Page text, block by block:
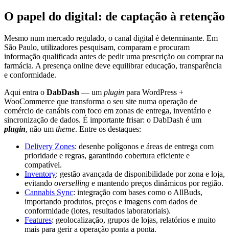
O papel do digital: de captação à retenção
Mesmo num mercado regulado, o canal digital é determinante. Em
São Paulo, utilizadores pesquisam, comparam e procuram
informação qualificada antes de pedir uma prescrição ou comprar na
farmácia. A presença online deve equilibrar educação, transparência
e conformidade.
Aqui entra o DabDash — um plugin para WordPress +
WooCommerce que transforma o seu site numa operação de
comércio de canábis com foco em zonas de entrega, inventário e
sincronização de dados. É importante frisar: o DabDash é um
plugin, não um theme. Entre os destaques:
Delivery Zones: desenhe polígonos e áreas de entrega com
prioridade e regras, garantindo cobertura eficiente e
compatível.
Inventory: gestão avançada de disponibilidade por zona e loja,
evitando overselling e mantendo preços dinâmicos por região.
Cannabis Sync: integração com bases como o AllBuds,
importando produtos, preços e imagens com dados de
conformidade (lotes, resultados laboratoriais).
Features: geolocalização, grupos de lojas, relatórios e muito
mais para gerir a operação ponta a ponta.